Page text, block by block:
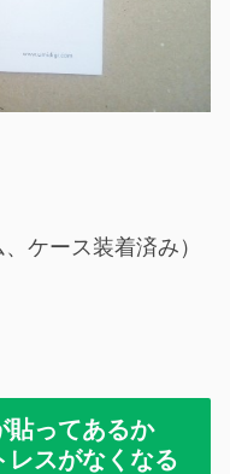
ケース装着済み）
貼ってあるか
レスがなくなる